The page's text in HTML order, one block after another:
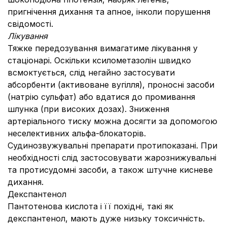
пригнічення дихання та апное, інколи порушення
свідомості.
Лікування
Тяжке передозування вимагатиме лікування у
стаціонарі. Оскільки ксилометазолін швидко
всмоктується, слід негайно застосувати
абсорбенти (активоване вугілля), проносні засоби
(натрію сульфат) або вдатися до промивання
шлунка (при високих дозах). Зниження
артеріального тиску можна досягти за допомогою
неселективних альфа-блокаторів.
Судинозвужувальні препарати протипоказані. При
необхідності слід застосовувати жарознижувальні
та протисудомні засоби, а також штучне кисневе
дихання.
Декспантенол
Пантотенова кислота і її похідні, такі як
декспантенол, мають дуже низьку токсичність.